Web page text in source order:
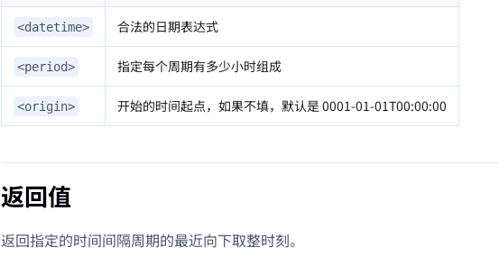
<datetime> 合法的日期表达式
<period> 指定每个周期有多少小时组成
<origin> 开始的时间起点，如果不填，默认是 0001-01-01T00:00:00
返回值
返回指定的时间间隔周期的最近向下取整时刻。